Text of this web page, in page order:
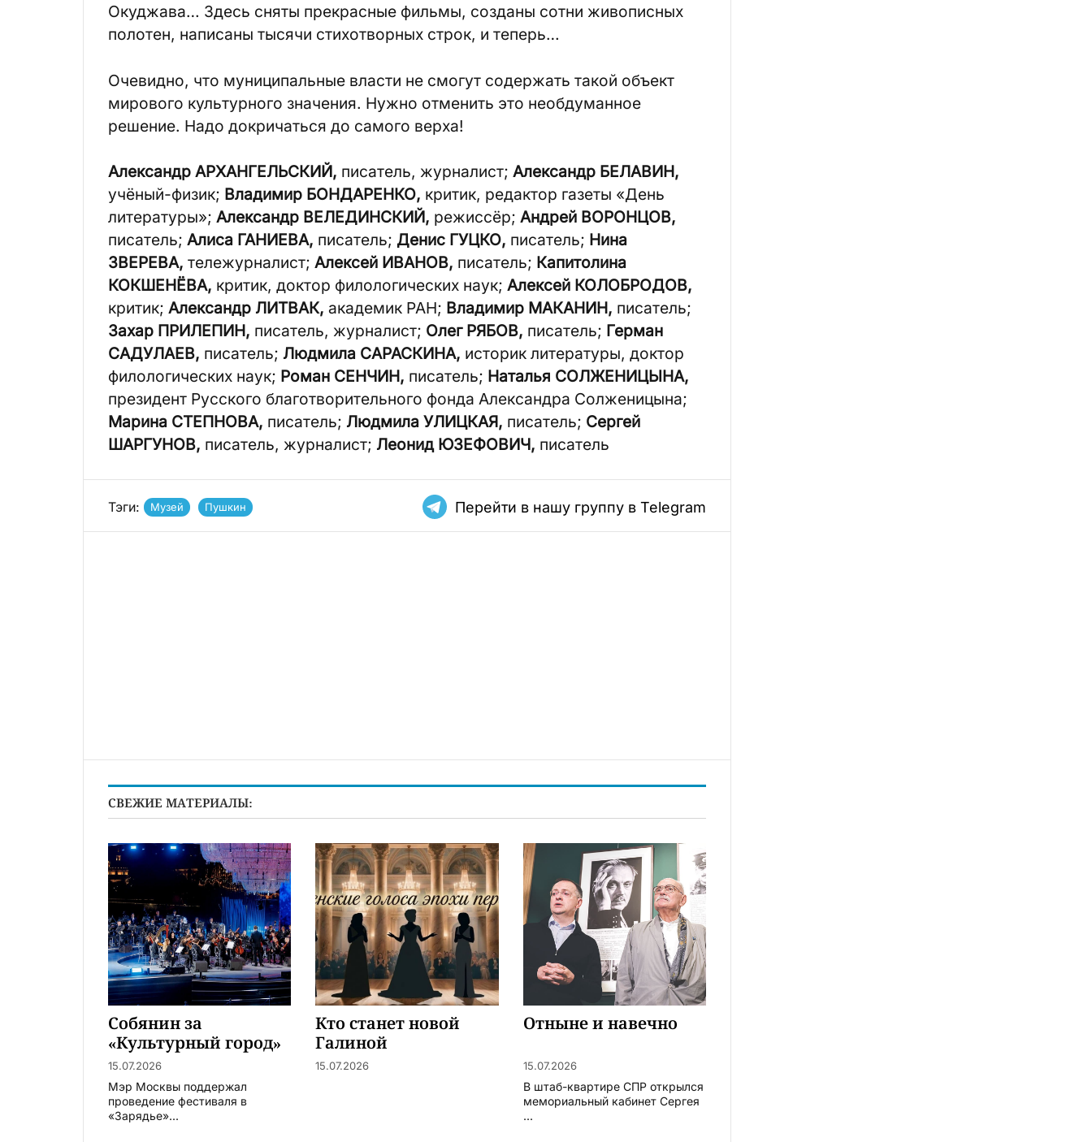
Окуджава… Здесь сняты прекрасные фильмы, созданы сотни живописных
полотен, написаны тысячи стихотворных строк, и теперь…
Очевидно, что муниципальные власти не смогут содержать такой объект
мирового культурного значения. Нужно отменить это необдуманное
решение. Надо докричаться до самого верха!
Александр АРХАНГЕЛЬСКИЙ, писатель, журналист; Александр БЕЛАВИН,
учёный-физик; Владимир БОНДАРЕНКО, критик, редактор газеты «День
литературы»; Александр ВЕЛЕДИНСКИЙ, режиссёр; Андрей ВОРОНЦОВ,
писатель; Алиса ГАНИЕВА, писатель; Денис ГУЦКО, писатель; Нина
ЗВЕРЕВА, тележурналист; Алексей ИВАНОВ, писатель; Капитолина
КОКШЕНЁВА, критик, доктор филологических наук; Алексей КОЛОБРОДОВ,
критик; Александр ЛИТВАК, академик РАН; Владимир МАКАНИН, писатель;
Захар ПРИЛЕПИН, писатель, журналист; Олег РЯБОВ, писатель; Герман
САДУЛАЕВ, писатель; Людмила САРАСКИНА, историк литературы, доктор
филологических наук; Роман СЕНЧИН, писатель; Наталья СОЛЖЕНИЦЫНА,
президент Русского благотворительного фонда Александра Солженицына;
Марина СТЕПНОВА, писатель; Людмила УЛИЦКАЯ, писатель; Сергей
ШАРГУНОВ, писатель, журналист; Леонид ЮЗЕФОВИЧ, писатель
Тэги: Музей Пушкин Перейти в нашу группу в Telegram
СВЕЖИЕ МАТЕРИАЛЫ:
Собянин за
«Культурный город»
15.07.2026
Мэр Москвы поддержал
проведение фестиваля в
«Зарядье»...
Кто станет новой
Галиной
Вишневской?
15.07.2026
Отныне и навечно
15.07.2026
В штаб-квартире СПР открылся
мемориальный кабинет Сергея
...